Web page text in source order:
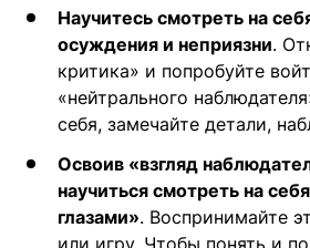
Научитесь смотреть на
осуждения и неприязни.
критика» и попробуйте
«нейтрального
себя, замечайте детали,
Освоив «взгляд
научиться смотреть на
глазами». Воспринимайте